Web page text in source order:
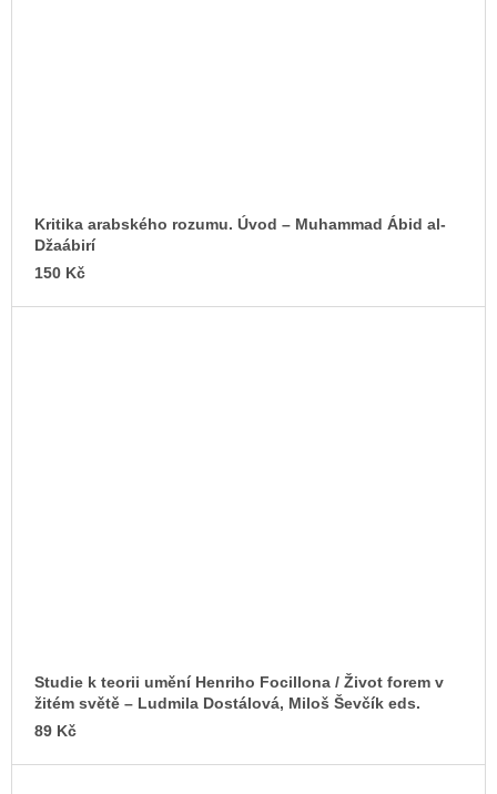
Kritika arabského rozumu. Úvod – Muhammad Ábid al-
Džaábirí
150 Kč
Studie k teorii umění Henriho Focillona / Život forem v
žitém světě – Ludmila Dostálová, Miloš Ševčík eds.
89 Kč